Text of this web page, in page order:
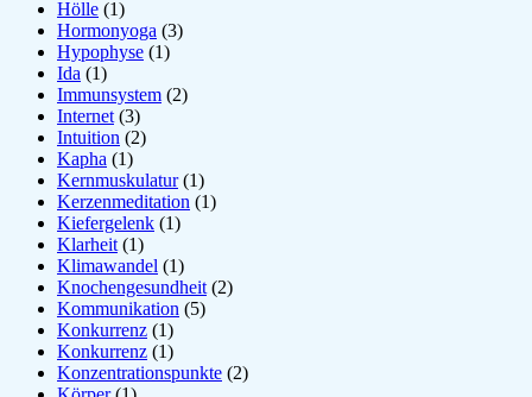
Hölle (1)
Hormonyoga (3)
Hypophyse (1)
Ida (1)
Immunsystem (2)
Internet (3)
Intuition (2)
Kapha (1)
Kernmuskulatur(1)
Kerzenmeditation (1)
Kiefergelenk (1)
Klarheit (1)
Klimawandel (1)
Knochengesundheit (2)
Kommunikation (5)
Konkurrenz (1)
Konkurrenz (1)
Konzentrationspunkte (2)